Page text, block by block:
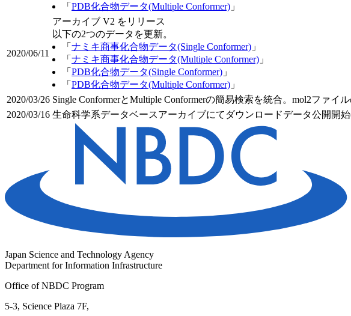
「 PDB化合物データ(Multiple Conformer) 」
2020/06/11
アーカイブ V2 をリリース
以下の2つのデータを更新。
「 ナミキ商事化合物データ(Single Conformer) 」
「 ナミキ商事化合物データ(Multiple Conformer) 」
「 PDB化合物データ(Single Conformer) 」
「 PDB化合物データ(Multiple Conformer) 」
2020/03/26 Single ConformerとMultiple Conformerの簡易検索を統合。mol2ファイ
2020/03/16 生命科学系データベースアーカイブにてダウンロードデータ公開開
Japan Science and Technology Agency
Department for Information Infrastructure
Office of NBDC Program
5-3, Science Plaza 7F,